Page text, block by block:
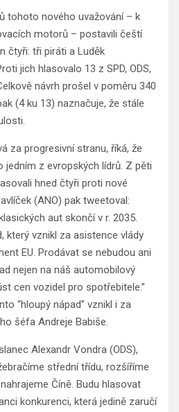
tohoto nového uvažování – k
motorů – postavili čeští
čtyři: tři piráti a Luděk
jich hlasovalo 13 z SPD, ODS,
návrh prošel v poměru 340
(4 ku 13) naznačuje, že stále
za progresivní stranu, říká, že
jedním z evropských lídrů. Z pěti
hned čtyři proti nové
(ANO) pak tweetoval:
aut skončí v r. 2035.
který vznikl za asistence vlády
EU. Prodávat se nebudou ani
nejen na náš automobilový
cen vozidel pro spotřebitele.”
“hloupý nápad” vznikl i za
šéfa Andreje Babiše.
Alexandr Vondra (ODS),
střední třídu, rozšíříme
Číně. Budu hlasovat
konkurenci, která jedině zaručí